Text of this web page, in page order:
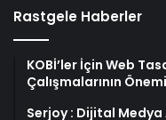
Rastgele Haberler
KOBİ’ler İçin Web
Çalışmalarının Önemi
Serjoy : Dijital Medya